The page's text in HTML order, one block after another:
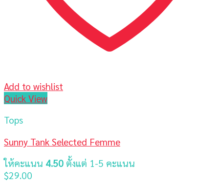
Add to wishlist
Quick View
Tops
Sunny Tank Selected Femme
ให้คะแนน 4.50 ตั้งแต่ 1-5 คะแนน
$29.00